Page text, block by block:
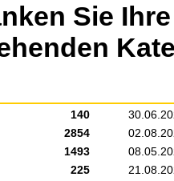
Sie
140
2854
1493
225